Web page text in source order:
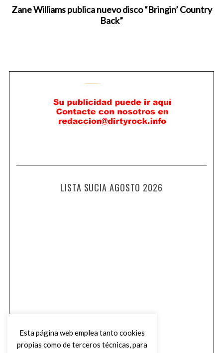
Zane Williams publica nuevo disco “Bringin’ Country
Back”
LISTA SUCIA AGOSTO 2026
Esta página web emplea tanto cookies
propias como de terceros técnicas, para